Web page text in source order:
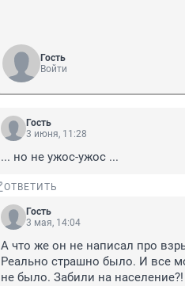
Гость
Войти
Гость
3 июня, 11:28
... но не ужос-ужос ...
ОТВЕТИТЬ
Гость
3 мая, 14:04
А что же он не написал про
Реально страшно было. И все
не было. Забили на население?!